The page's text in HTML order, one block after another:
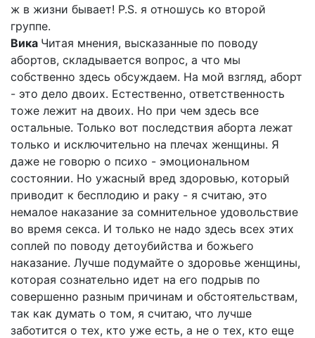
ж в жизни бывает! P.S. я отношусь ко второй
группе.
Вика Читая мнения, высказанные по поводу
абортов, складывается вопрос, а что мы
собственно здесь обсуждаем. На мой взгляд, аборт
- это дело двоих. Естественно, ответственность
тоже лежит на двоих. Но при чем здесь все
остальные. Только вот последствия аборта лежат
только и исключительно на плечах женщины. Я
даже не говорю о психо - эмоциональном
состоянии. Но ужасный вред здоровью, который
приводит к бесплодию и раку - я считаю, это
немалое наказание за сомнительное удовольствие
во время секса. И только не надо здесь всех этих
соплей по поводу детоубийства и божьего
наказание. Лучше подумайте о здоровье женщины,
которая сознательно идет на его подрыв по
совершенно разным причинам и обстоятельствам,
так как думать о том, я считаю, что лучше
заботится о тех, кто уже есть, а не о тех, кто еще